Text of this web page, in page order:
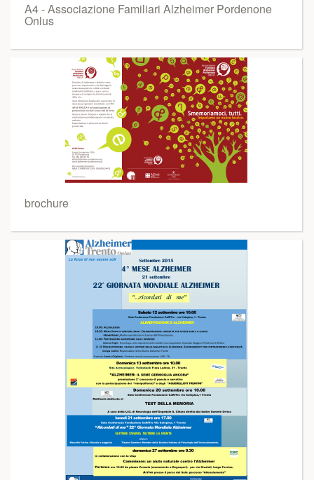
A4 - Associazione Familiari Alzheimer Pordenone
Onlus
brochure